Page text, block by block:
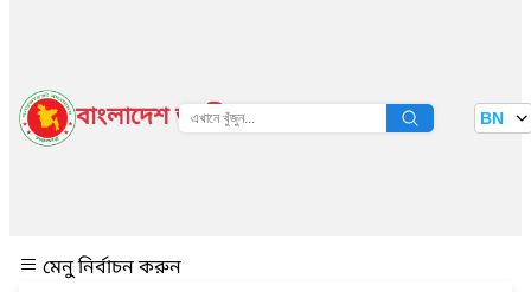
বাংলাদেশ জাতীয় তথ্য বাতায়ন BN
মেনু নির্বাচন করুন